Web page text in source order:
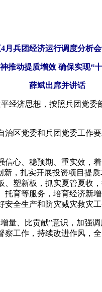
4月兵团经济运行调度分析
推动提质增效 确保实现“
薛斌出席并讲话
济思想，按照兵团党委
党委和兵团党委工作
、稳预期、重实效，
，扎实开展投资项目提
塑新板，抓实夏管夏
育等服务，培育经济新
全生产和防灾减灾救灾
、比贡献”意识，加强
工作，持续改进作风，